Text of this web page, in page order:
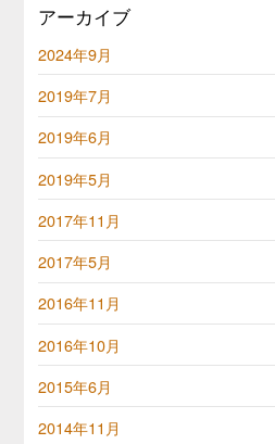
アーカイブ
2024年9月
2019年7月
2019年6月
2019年5月
2017年11月
2017年5月
2016年11月
2016年10月
2015年6月
2014年11月